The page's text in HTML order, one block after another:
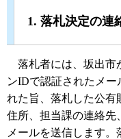
1. 落札決定の連
落札者には、坂出市
ンIDで認証されたメー
れた旨、落札した公有
住所、担当課の連絡先
メールを送信します